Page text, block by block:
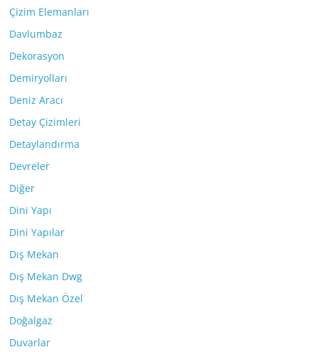
Çizim Elemanları
Davlumbaz
Dekorasyon
Demiryolları
Deniz Aracı
Detay Çizimleri
Detaylandırma
Devreler
Diğer
Dini Yapı
Dini Yapılar
Dış Mekan
Dış Mekan Dwg
Dış Mekan Özel
Doğalgaz
Duvarlar